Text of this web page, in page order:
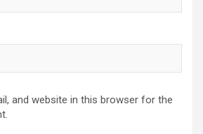
and website in this browser for the